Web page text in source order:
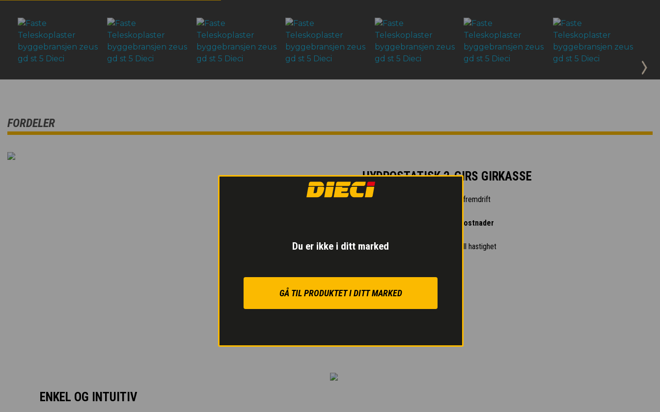
Du er ikke i ditt marked
GÅ TIL PRODUKTET I DITT MARKED
FORDELER
HYDROSTATISK 2-GIRS GIRKASSE
Krypepedal for en kontrollert fremdrift
Redusert forbruk og driftskostnader
Maksimal fremdrift selv ved full hastighet
ENKEL OG INTUITIV